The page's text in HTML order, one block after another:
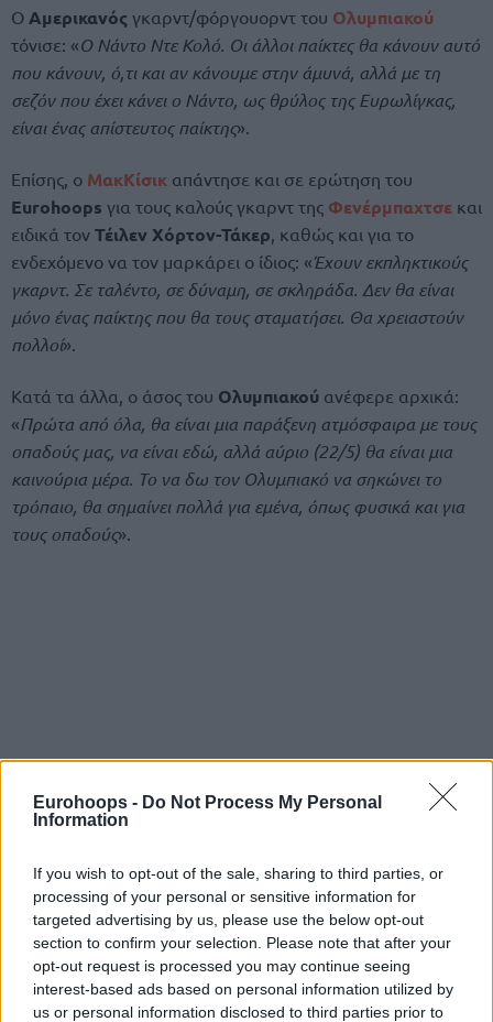
Eurohoops - Do Not Process My Personal
Information
If you wish to opt-out of the sale, sharing to third parties, or
processing of your personal or sensitive information for
targeted advertising by us, please use the below opt-out
section to confirm your selection. Please note that after your
opt-out request is processed you may continue seeing
interest-based ads based on personal information utilized by
us or personal information disclosed to third parties prior to
Ο Αμερικανός γκαρντ/φόργουορντ του Ολυμπιακού
τόνισε: «Ο Νάντο Ντε Κολό. Οι άλλοι παίκτες θα κάνουν αυτό
που κάνουν, ό,τι και αν κάνουμε στην άμυνά, αλλά με τη
σεζόν που έχει κάνει ο Νάντο, ως θρύλος της Ευρωλίγκας,
είναι ένας απίστευτος παίκτης».
Επίσης, ο ΜακΚίσικ απάντησε και σε ερώτηση του
Eurohoops για τους καλούς γκαρντ της Φενέρμπαχτσε και
ειδικά τον Τέιλεν Χόρτον-Τάκερ , καθώς και για το
ενδεχόμενο να τον μαρκάρει ο ίδιος: «Έχουν εκπληκτικούς
γκαρντ. Σε ταλέντο, σε δύναμη, σε σκληράδα. Δεν θα είναι
μόνο ένας παίκτης που θα τους σταματήσει. Θα χρειαστούν
πολλοί».
Κατά τα άλλα, ο άσος του Ολυμπιακού ανέφερε αρχικά:
«Πρώτα από όλα, θα είναι μια παράξενη ατμόσφαιρα με τους
οπαδούς μας, να είναι εδώ, αλλά αύριο (22/5) θα είναι μια
καινούρια μέρα. Το να δω τον Ολυμπιακό να σηκώνει το
τρόπαιο, θα σημαίνει πολλά για εμένα, όπως φυσικά και για
τους οπαδούς».